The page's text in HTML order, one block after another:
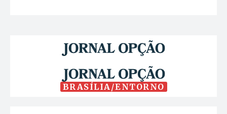
BRASÍLIA/ENTORNO